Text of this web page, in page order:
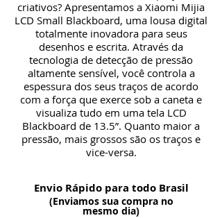
criativos? Apresentamos a Xiaomi Mijia
LCD Small Blackboard, uma lousa digital
totalmente inovadora para seus
desenhos e escrita. Através da
tecnologia de detecção de pressão
altamente sensível, você controla a
espessura dos seus traços de acordo
com a força que exerce sob a caneta e
visualiza tudo em uma tela LCD
Blackboard de 13.5”. Quanto maior a
pressão, mais grossos são os traços e
vice-versa.
Envio Rápido para todo Brasil
(Enviamos sua compra no
mesmo dia)